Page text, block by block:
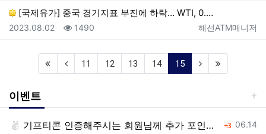
[국제유가] 중국 경기지표 부진에 하락… WTI, 0.…
등록자
해선ATM매니저
등록일
2023.08.02 조회
1490
11 12 13 14 15(current)
이벤트
등록일
06.14
기프티콘 인증해주시는 회원님께 추가 포인트 쏩니다!! 3댓글